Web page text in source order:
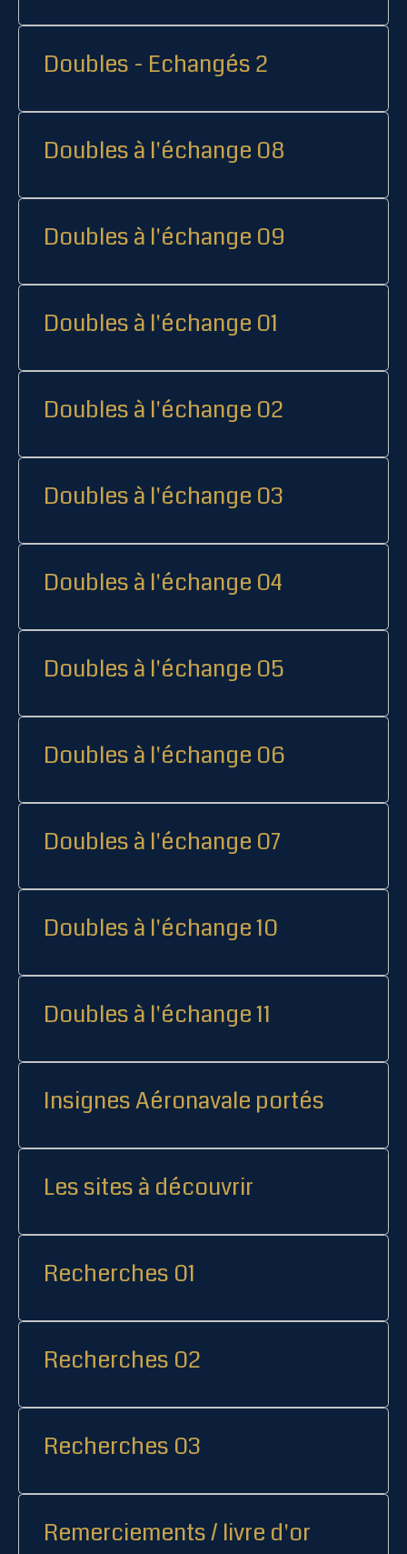
Doubles - Echangés 2
Doubles à l'échange 08
Doubles à l'échange 09
Doubles à l'échange 01
Doubles à l'échange 02
Doubles à l'échange 03
Doubles à l'échange 04
Doubles à l'échange 05
Doubles à l'échange 06
Doubles à l'échange 07
Doubles à l'échange 10
Doubles à l'échange 11
Insignes Aéronavale portés
Les sites à découvrir
Recherches 01
Recherches 02
Recherches 03
Remerciements / livre d'or